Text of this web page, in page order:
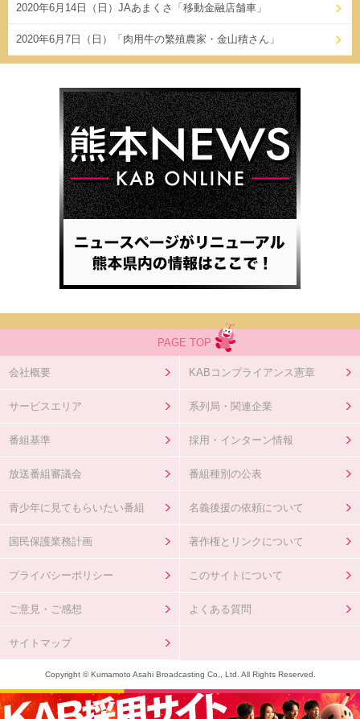
2020年6月14日（日）JAあまくさ「移動金融店舗車」
2020年6月7日（日）「肉用牛の繁殖農家・金山積さん」
PAGE TOP
会社概要 KABコンプライアンス憲章
サービスエリア 系列局・関連企業
番組基準 採用・インターン情報
放送番組審議会 番組種別の公表
青少年に見てもらいたい番組 名義後援の依頼について
国民保護業務計画 著作権とリンクについて
プライバシーポリシー このサイトについて
ご意見・ご感想 よくある質問
サイトマップ
Copyright © Kumamoto Asahi Broadcasting Co., Ltd. All Rights Reserved.